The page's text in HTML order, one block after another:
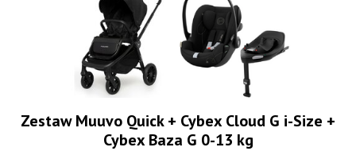
Zestaw Muuvo Quick + Cybex Cloud G i-Size +
Cybex Baza G 0-13 kg